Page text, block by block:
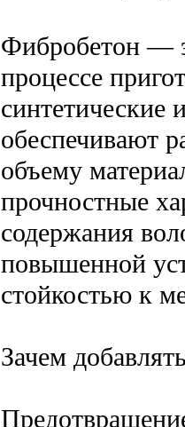
Фибробетон —
процессе
синтетические
обеспечивают
объему
прочностные
содержания
повышенной
стойкостью к
Зачем